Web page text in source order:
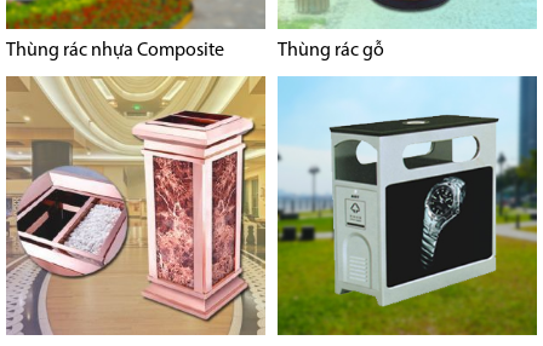
Thùng rác nhựa Composite Thùng rác gỗ